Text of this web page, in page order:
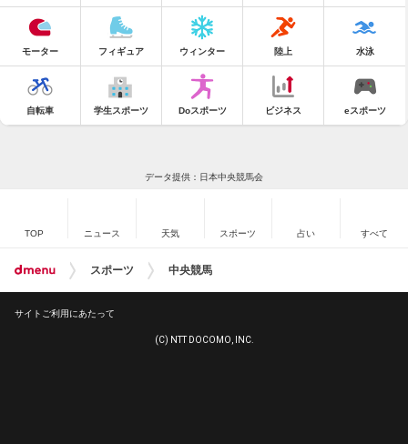
モーター フィギュア ウィンター 陸上 水泳
自転車 学生スポーツ Doスポーツ ビジネス eスポーツ
データ提供：日本中央競馬会
TOP ニュース 天気 スポーツ 占い すべて
スポーツ 中央競馬
サイトご利用にあたって
(C) NTT DOCOMO, INC.